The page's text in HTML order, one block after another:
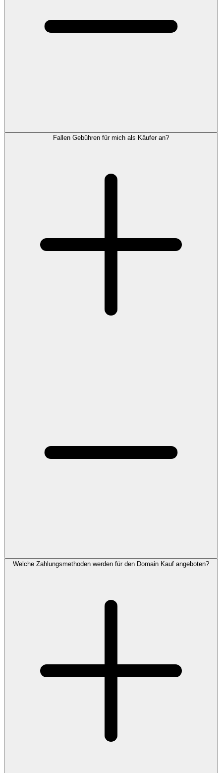
Fallen Gebühren für mich als Käufer an?
Welche Zahlungsmethoden werden für den Domain Kauf angeboten?